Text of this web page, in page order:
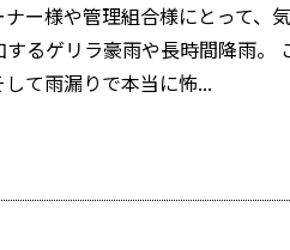
ー様や管理組合様にとって、
るゲリラ豪雨や長時間降雨。
て雨漏りで本当に怖...